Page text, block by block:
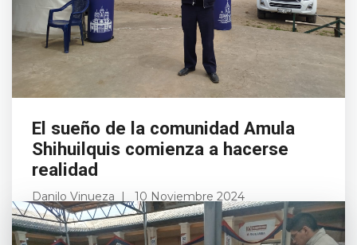
El sueño de la comunidad Amula
Shihuilquis comienza a hacerse
realidad
Danilo Vinueza 10 Noviembre 2024
Este domingo, el alcalde John Vinueza lideró